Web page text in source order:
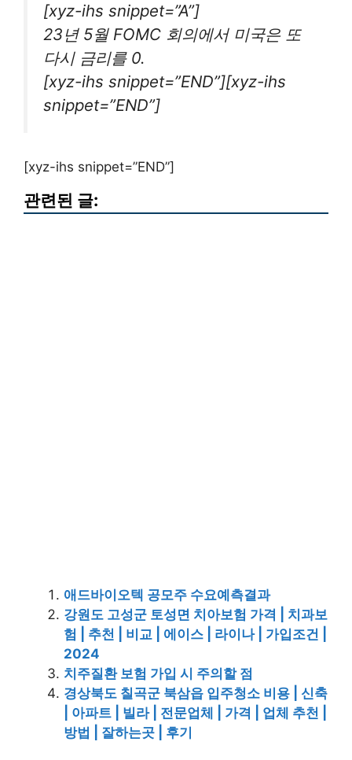
[xyz-ihs snippet=”A”]
23년 5월 FOMC 회의에서 미국은 또
다시 금리를 0.
[xyz-ihs snippet=”END”][xyz-ihs
snippet=”END”]
[xyz-ihs snippet=”END”]
관련된 글:
애드바이오텍 공모주 수요예측결과
강원도 고성군 토성면 치아보험 가격 | 치과보
험 | 추천 | 비교 | 에이스 | 라이나 | 가입조건 |
2024
치주질환 보험 가입 시 주의할 점
경상북도 칠곡군 북삼읍 입주청소 비용 | 신축
| 아파트 | 빌라 | 전문업체 | 가격 | 업체 추천 |
방법 | 잘하는곳 | 후기